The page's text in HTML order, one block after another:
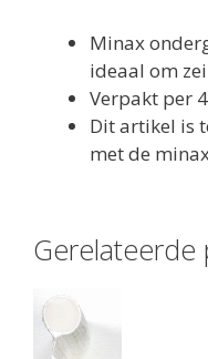
Minax
ideaal om
Verpakt per
Dit artikel is
met de
Gerelateerde